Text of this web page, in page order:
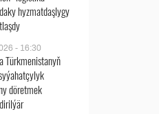
hyzmatdaşlygy
- 16:30
Türkmenistanyň
döretmek